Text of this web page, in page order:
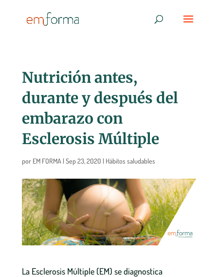
Nutrición antes,
durante y después del
embarazo con
Esclerosis Múltiple
por EM FORMA | Sep 23, 2020 | Hábitos saludables
La Esclerosis Múltiple (EM) se diagnostica